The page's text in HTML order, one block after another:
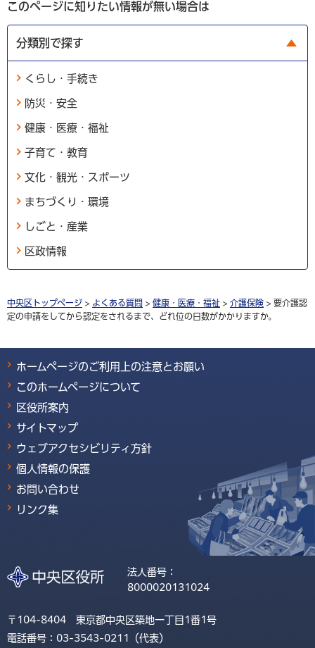
このページに知りたい情報が無い場合は
分類別で探す
くらし・手続き
防災・安全
健康・医療・福祉
子育て・教育
文化・観光・スポーツ
まちづくり・環境
しごと・産業
区政情報
中央区トップページ > よくある質問 > 健康・医療・福祉 > 介護保険 > 要介護認
定の申請をしてから認定をされるまで、どれ位の日数がかかりますか。
ホームページのご利用上の注意とお願い
このホームページについて
区役所案内
サイトマップ
ウェブアクセシビリティ方針
個人情報の保護
お問い合わせ
リンク集
法人番号：
8000020131024
〒104-8404 東京都中央区築地一丁目1番1号
電話番号：03-3543-0211（代表）